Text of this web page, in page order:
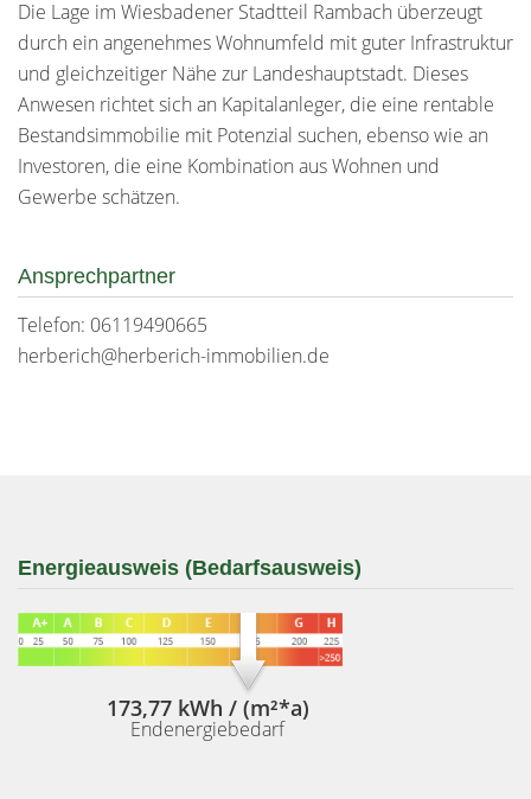
Die Lage im Wiesbadener Stadtteil Rambach überzeugt
durch ein angenehmes Wohnumfeld mit guter Infrastruktur
und gleichzeitiger Nähe zur Landeshauptstadt. Dieses
Anwesen richtet sich an Kapitalanleger, die eine rentable
Bestandsimmobilie mit Potenzial suchen, ebenso wie an
Investoren, die eine Kombination aus Wohnen und
Gewerbe schätzen.
Ansprechpartner
Telefon: 06119490665
herberich@herberich-immobilien.de
Energieausweis (Bedarfsausweis)
173,77 kWh / (m²*a)
Endenergiebedarf